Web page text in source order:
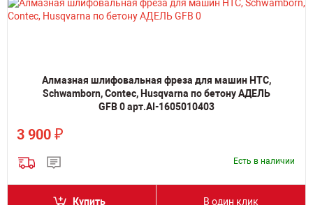
Алмазная шлифовальная фреза для машин HTC,
Schwamborn, Contec, Husqvarna по бетону АДЕЛЬ
GFB 0 арт.AI-1605010403
3 900 ₽
Есть в наличии
Купить В один клик